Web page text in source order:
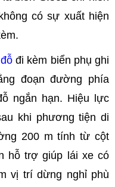
có sự xuất hiện
đi kèm biển phụ ghi
đoạn đường phía
ngắn hạn. Hiệu lực
khi phương tiện di
200 m tính từ cột
hỗ trợ giúp lái xe có
vị trí dừng nghỉ phù